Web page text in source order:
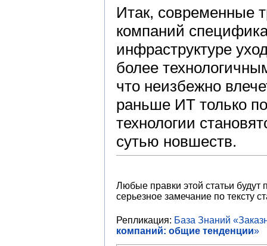
Итак, современные
компаний
инфраструктуре
более
что неизбежно
раньше ИТ только
технологии
сутью новшеств.
Любые правки этой статьи
серьезное замечание по тексту
Репликация: База Знаний
компаний: общие тенденции»